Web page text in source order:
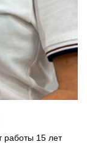
работы 15 лет